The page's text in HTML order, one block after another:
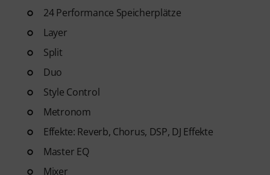
24 Performance Speicherplätze
Layer
Split
Duo
Style Control
Metronom
Effekte: Reverb, Chorus, DSP, DJ Effekte
Master EQ
Mixer